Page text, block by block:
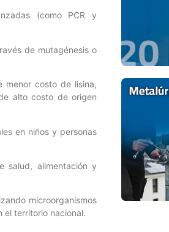
(como PCR y
de mutagénesis o
menor costo de lisina,
alto costo de origen
en niños y personas
salud, alimentación y
microorganismos
el territorio nacional.